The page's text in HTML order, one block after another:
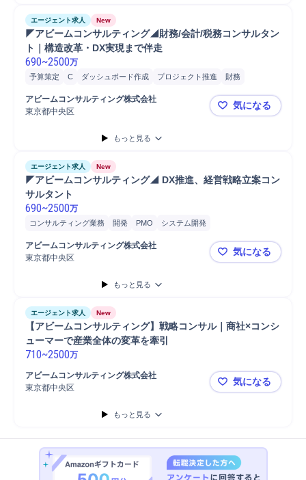
エージェント求人 New
◤アビームコンサルティング◢財務/会計/税務コンサルタン
ト｜構造改革・DX実現まで伴走
690~2500万
予算策定 C ダッシュボード作成 プロジェクト推進
財務
プロジェクト
要件定義
アビームコンサルティング株式会社
東京都中央区
◤アビーム
気になる
もっと見る
エージェント求人 New
◤アビームコンサルティング◢ DX推進、経営戦略立案コン
サルタント
690~2500万
コンサルティング業務 開発 PMO システム開発
アビームコンサルティング株式会社
東京都中央区
◤アビーム
気になる
もっと見る
エージェント求人 New
【アビームコンサルティング】戦略コンサル｜商社×コンシ
ューマーで産業全体の変革を牽引
710~2500万
アビームコンサルティング株式会社
東京都中央区
【アビーム
気になる
もっと見る